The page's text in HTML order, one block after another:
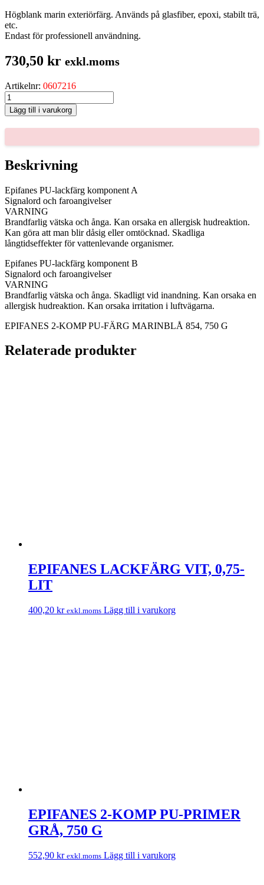
Högblank marin exteriörfärg. Används på glasfiber, epoxi, stabilt trä,
etc.
Endast för professionell användning.
730,50 kr exkl.moms
Artikelnr: 0607216
EPIFANES
2-
KOMP
PU-
MARINBLÅ
854,
750
mängd
Lägg till i varukorg
Beskrivning
Epifanes PU-lackfärg komponent A
Signalord och faroangivelser
VARNING
Brandfarlig vätska och ånga. Kan orsaka en allergisk hudreaktion.
Kan göra att man blir dåsig eller omtöcknad. Skadliga
långtidseffekter för vattenlevande organismer.
Epifanes PU-lackfärg komponent B
Signalord och faroangivelser
VARNING
Brandfarlig vätska och ånga. Skadligt vid inandning. Kan orsaka en
allergisk hudreaktion. Kan orsaka irritation i luftvägarna.
EPIFANES 2-KOMP PU-FÄRG MARINBLÅ 854, 750 G
Relaterade produkter
EPIFANES LACKFÄRG VIT, 0,75-
LIT
400,20 kr exkl.moms Lägg till i varukorg
EPIFANES 2-KOMP PU-PRIMER
GRÅ, 750 G
552,90 kr exkl.moms Lägg till i varukorg